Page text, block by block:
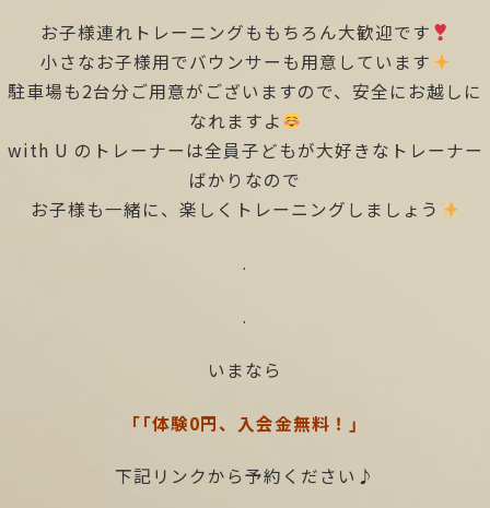
お子様連れトレーニングももちろん大歓迎です
小さなお子様用でバウンサーも用意しています
駐車場も2台分ご用意がございますので、安全にお越しに
なれますよ
with U のトレーナーは全員子どもが大好きなトレーナー
ばかりなので
お子様も一緒に、楽しくトレーニングしましょう
.
.
いまなら
「「体験0円、入会金無料！」
下記リンクから予約ください♪